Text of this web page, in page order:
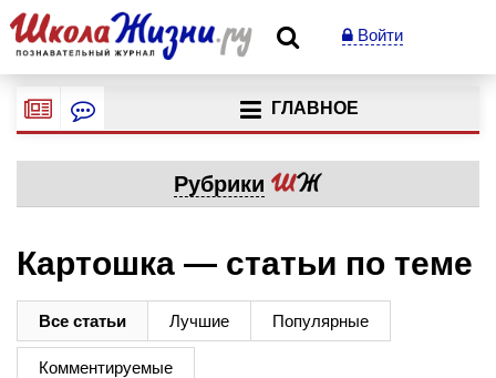
Войти
ГЛАВНОЕ
Рубрики
Картошка — статьи по теме
Все статьи Лучшие Популярные
Комментируемые